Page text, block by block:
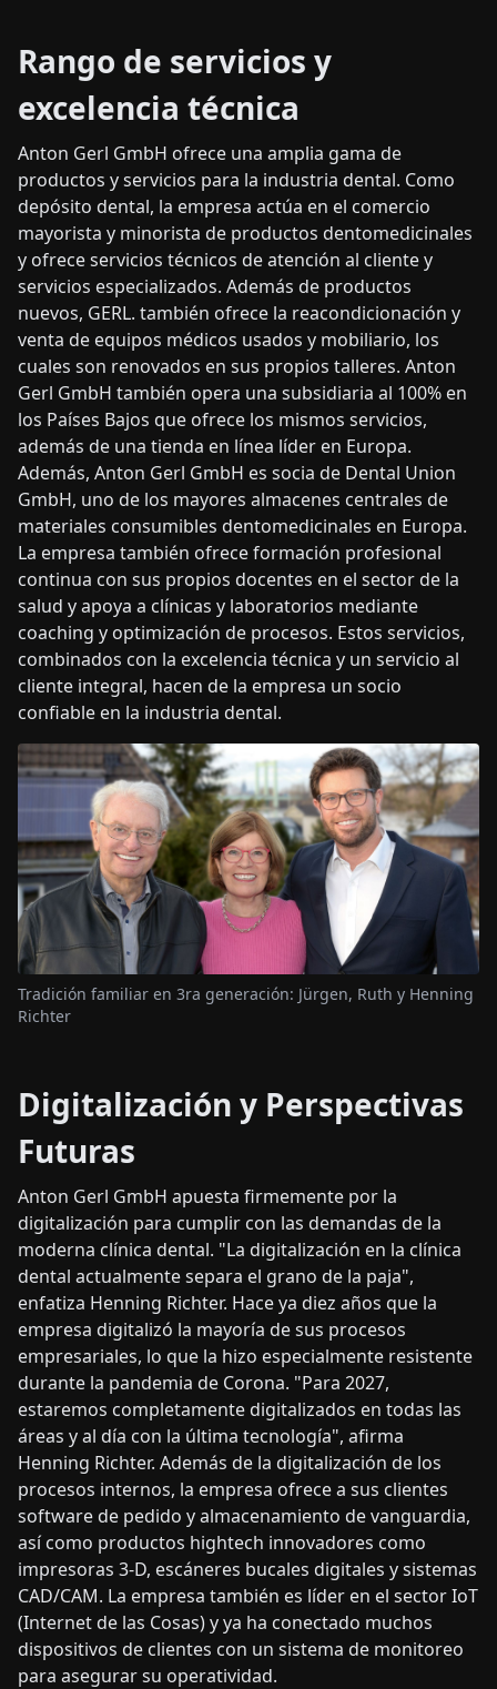
Rango de servicios y
excelencia técnica
Anton Gerl GmbH ofrece una amplia gama de
productos y servicios para la industria dental. Como
depósito dental, la empresa actúa en el comercio
mayorista y minorista de productos dentomedicinales
y ofrece servicios técnicos de atención al cliente y
servicios especializados. Además de productos
nuevos, GERL. también ofrece la reacondicionación y
venta de equipos médicos usados y mobiliario, los
cuales son renovados en sus propios talleres. Anton
Gerl GmbH también opera una subsidiaria al 100% en
los Países Bajos que ofrece los mismos servicios,
además de una tienda en línea líder en Europa.
Además, Anton Gerl GmbH es socia de Dental Union
GmbH, uno de los mayores almacenes centrales de
materiales consumibles dentomedicinales en Europa.
La empresa también ofrece formación profesional
continua con sus propios docentes en el sector de la
salud y apoya a clínicas y laboratorios mediante
coaching y optimización de procesos. Estos servicios,
combinados con la excelencia técnica y un servicio al
cliente integral, hacen de la empresa un socio
confiable en la industria dental.
Tradición familiar en 3ra generación: Jürgen, Ruth y Henning
Richter
Digitalización y Perspectivas
Futuras
Anton Gerl GmbH apuesta firmemente por la
digitalización para cumplir con las demandas de la
moderna clínica dental. "La digitalización en la clínica
dental actualmente separa el grano de la paja",
enfatiza Henning Richter. Hace ya diez años que la
empresa digitalizó la mayoría de sus procesos
empresariales, lo que la hizo especialmente resistente
durante la pandemia de Corona. "Para 2027,
estaremos completamente digitalizados en todas las
áreas y al día con la última tecnología", afirma
Henning Richter. Además de la digitalización de los
procesos internos, la empresa ofrece a sus clientes
software de pedido y almacenamiento de vanguardia,
así como productos hightech innovadores como
impresoras 3-D, escáneres bucales digitales y sistemas
CAD/CAM. La empresa también es líder en el sector IoT
(Internet de las Cosas) y ya ha conectado muchos
dispositivos de clientes con un sistema de monitoreo
para asegurar su operatividad.